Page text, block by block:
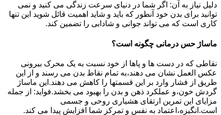
دلیل نیاز به آن: اگر شما در دنیای سرعت زندگی می کنید و نمی
توانید برای بدن خود آنطور که باید و شاید اهمیت قائل شوید این تنها
کاری است که می تواند جوانی و شادابی را تضمین کند.
ماساژ حس درمانی چگونه است؟
نقاطی که در دست ها و پاها از خود نسبت به یک محرک بیرونی
عکس العمل نشان می دهند،به تمام نقاط بدن می رسند و از این
طریق از فشار وارد بر این قسمتها را کاهش می دهند.این ماساژ
گردش خون،و عملکرد ذهن و بدن را بهبود می بخشد.فواید: از جمله
مزایای این تمرین ارتقای هشیاری روحی و جسمی
است.انگیزه،اعتماد به نفس و تمرکز شما افزایش پیدا می کند.